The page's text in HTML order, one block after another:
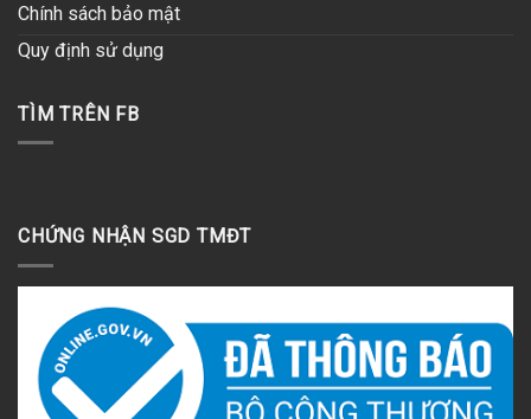
Chính sách bảo mật
Quy định sử dụng
TÌM TRÊN FB
CHỨNG NHẬN SGD TMĐT